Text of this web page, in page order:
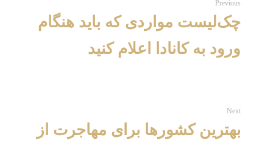
Previous
چک‌لیست مواردی که باید هنگام
ورود به کانادا اعلام کنید
Next
بهترین کشورها برای مهاجرت از